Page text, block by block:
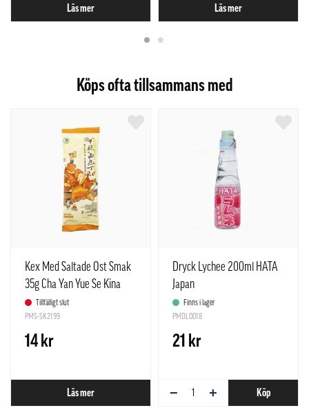
Läs mer Läs mer
Köps ofta tillsammans med
Kex Med Saltade Ost Smak
35g Cha Yan Yue Se Kina
Tillfälligt slut
PMS-SK2199
14 kr
Läs mer
Dryck Lychee 200ml HATA
Japan
Finns i lager
PMDL0018
21 kr
− + Köp